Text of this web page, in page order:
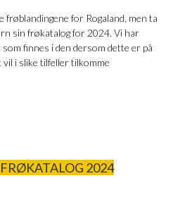
frøblandingene for Rogaland, men ta
sin frøkatalog for 2024. Vi har
finnes i den dersom dette er på
i slike tilfeller tilkomme
2024